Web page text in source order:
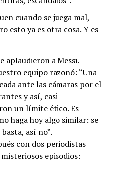
cuando se juega mal,
esto ya es otra cosa. Y es
aplaudieron a Messi.
equipo razonó: “Una
ante las cámaras por el
y así, casi
un límite ético. Es
haga hoy algo similar: se
así no”.
con dos periodistas
episodios: